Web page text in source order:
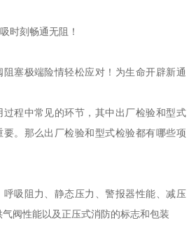
时刻畅通无阻！
塞极端险情轻松应对！为生命开辟新通
程中常见的环节，其中出厂检验和型式
。那么出厂检验和型式检验都有哪些项
吸阻力、静态压力、警报器性能、减压
阀性能以及正压式消防的标志和包装